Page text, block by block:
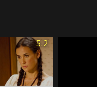
之情，讓他心情
妹妹的身心靈開
5.2